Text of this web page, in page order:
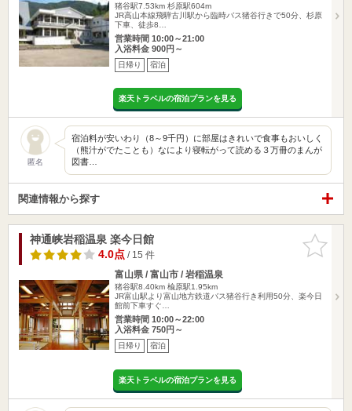
猪谷駅7.53km 杉原駅604m
JR高山本線飛騨古川駅から臨時バス猪谷行きで50分、杉原
下車、徒歩8…
営業時間 10:00～21:00
入浴料金 900円～
日帰り 宿泊
楽天トラベルの宿泊プランを見る
匿名
宿泊料が安いわり（8～9千円）に部屋はきれいで食事もおいしく
（熊汁がでたことも）なにより寝転がって読める３万冊のまんが
図書…
関連情報から探す
お気に入
りに追加
神通峡岩稲温泉 楽今日館
4.0点/ 15 件
富山県 / 富山市 / 岩稲温泉
猪谷駅8.40km 楡原駅1.95km
JR富山駅より富山地方鉄道バス猪谷行き利用50分、楽今日
館前下車すぐ…
営業時間 10:00～22:00
入浴料金 750円～
日帰り 宿泊
楽天トラベルの宿泊プランを見る